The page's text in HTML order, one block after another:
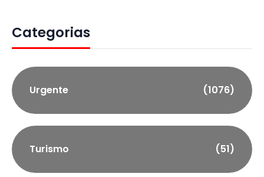
Categorias
Urgente (1076)
Turismo (51)